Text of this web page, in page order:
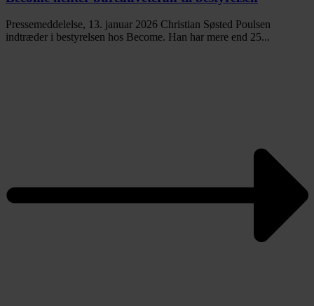
Pressemeddelelse, 13. januar 2026 Christian Søsted Poulsen
indtræder i bestyrelsen hos Become. Han har mere end 25...